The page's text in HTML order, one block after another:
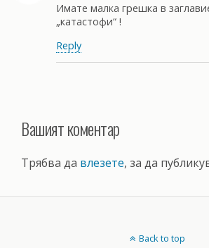
Имате малка грешка в
„катастофи“ !
Reply
Вашият коментар
Трябва да влезете, за да
Back to top